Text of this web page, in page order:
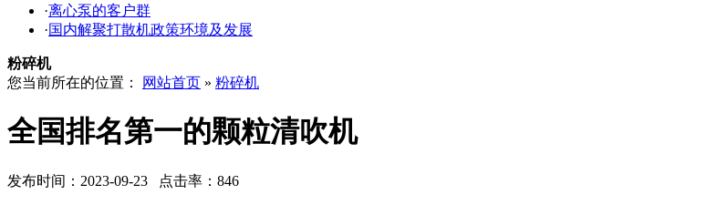
·离心泵的客户群
·国内解聚打散机政策环境及发展
粉碎机
您当前所在的位置：
网站首页 » 粉碎机
全国排名第一的颗粒清吹机
发布时间：2023-09-23 点击率：846